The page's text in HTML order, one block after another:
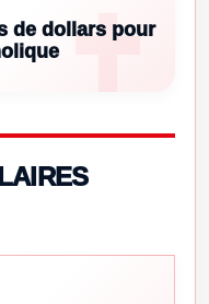
de dollars pour